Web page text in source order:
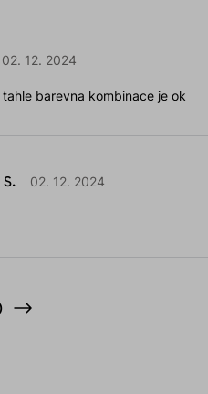
02. 12. 2024
barevna kombinace je ok
02. 12. 2024